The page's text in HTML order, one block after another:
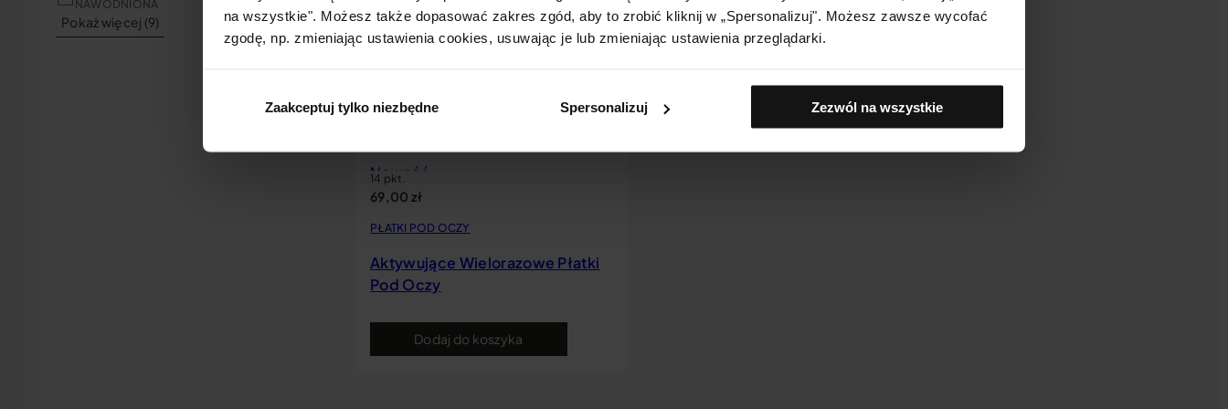
na wszystkie". Możesz także dopasować zakres zgód, aby to zrobić kliknij w „Spersonalizuj". Możesz zawsze wycofać
zgodę, np. zmieniając ustawienia cookies, usuwając je lub zmieniając ustawienia przeglądarki.
Zaakceptuj tylko niezbędne Spersonalizuj Zezwól na wszystkie
NAWODNIONA
Pokaż więcej (9)
Nowość
14 pkt.
69,00 zł
PŁATKI POD OCZY
Aktywujące Wielorazowe Płatki
Pod Oczy
Dodaj do koszyka